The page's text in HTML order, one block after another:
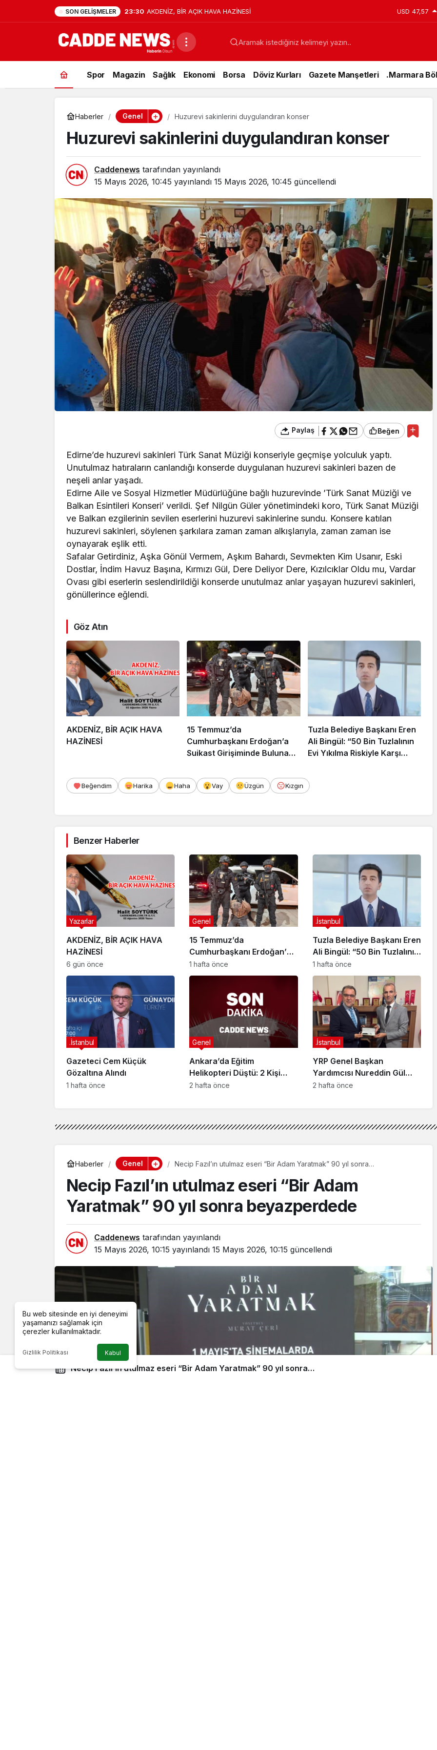
SON GELIŞMELER 23:30 AKDENİZ, BİR AÇIK HAVA HAZİNESİ USD 47,57
Aramak istediğiniz kelimeyi yazın..
Spor Magazin Sağlık Ekonomi Borsa Döviz Kurları Gazete Manşetleri .Marmara
Haberler Genel Huzurevi sakinlerini duygulandıran konser
Huzurevi sakinlerini duygulandıran konser
Caddenews tarafından yayınlandı
15 Mayıs 2026, 10:45 yayınlandı 15 Mayıs 2026, 10:45 güncellendi
Paylaş Beğen
Edirne’de huzurevi sakinleri Türk Sanat Müziği konseriyle geçmişe yolculuk yaptı.
Unutulmaz hatıraların canlandığı konserde duygulanan huzurevi sakinleri bazen de
neşeli anlar yaşadı.
Edirne Aile ve Sosyal Hizmetler Müdürlüğüne bağlı huzurevinde ’Türk Sanat Müziği ve
Balkan Esintileri Konseri’ verildi. Şef Nilgün Güler yönetimindeki koro, Türk Sanat Müziği
ve Balkan ezgilerinin sevilen eserlerini huzurevi sakinlerine sundu. Konsere katılan
huzurevi sakinleri, söylenen şarkılara zaman zaman alkışlarıyla, zaman zaman ise
oynayarak eşlik etti.
Safalar Getirdiniz, Aşka Gönül Vermem, Aşkım Bahardı, Sevmekten Kim Usanır, Eski
Dostlar, İndim Havuz Başına, Kırmızı Gül, Dere Deliyor Dere, Kızılcıklar Oldu mu, Vardar
Ovası gibi eserlerin seslendirildiği konserde unutulmaz anlar yaşayan huzurevi sakinleri,
gönüllerince eğlendi.
Göz Atın
AKDENİZ, BİR AÇIK HAVA
HAZİNESİ
15 Temmuz’da
Cumhurbaşkanı Erdoğan’a
Suikast Girişiminde Bulunan
Afyonkarahisar’da Yakalandı
Tuzla Belediye Başkanı Eren
Ali Bingül: “50 Bin Tuzlalının
Evi Yıkılma Riskiyle Karşı
Beğendim Harika Haha Vay Üzgün Kızgın
Benzer Haberler
AKDENİZ, BİR AÇIK HAVA
HAZİNESİ
Yazarlar
6 gün önce
15 Temmuz’da
Cumhurbaşkanı Erdoğan’a
Suikast Girişiminde Bulunan
FETÖ Firarisi B.K.
Yakalandı
Genel
1 hafta önce
Tuzla Belediye Başkanı Eren
Ali Bingül: “50 Bin Tuzlalının
Evi Yıkılma Riskiyle Karşı
Karşıya”
.İstanbul
1 hafta önce
Gazeteci Cem Küçük
Gözaltına Alındı
.İstanbul
1 hafta önce
Ankara’da Eğitim
Helikopteri Düştü: 2 Kişi
Yaralandı
Genel
2 hafta önce
YRP Genel Başkan
Yardımcısı Nureddin Gül
Sancaktepe Teşkilatıyla Bir
.İstanbul
2 hafta önce
Yazarlar
AKDENİZ, BİR AÇIK
HAVA HAZİNESİ
Haberler Genel
Necip Fazıl’ın utulmaz eseri “Bir Adam Yaratmak” 90 yıl sonra
Necip Fazıl’ın utulmaz eseri “Bir Adam
Yaratmak” 90 yıl sonra beyazperdede
Caddenews tarafından yayınlandı
15 Mayıs 2026, 10:15 yayınlandı 15 Mayıs 2026, 10:15 güncellendi
Necip Fazıl’ın utulmaz eseri “Bir Adam Yaratmak” 90 yıl sonra
Bu web sitesinde en iyi deneyimi
yaşamanızı sağlamak için
çerezler kullanılmaktadır.
Gizlilik Politikası Kabul